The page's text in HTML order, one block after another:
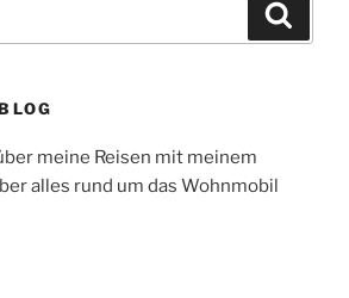
meine Reisen mit meinem
alles rund um das Wohnmobil